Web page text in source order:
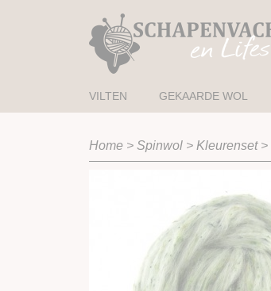
VILTEN GEKAARDE WOL
Home > Spinwol > Kleurenset>